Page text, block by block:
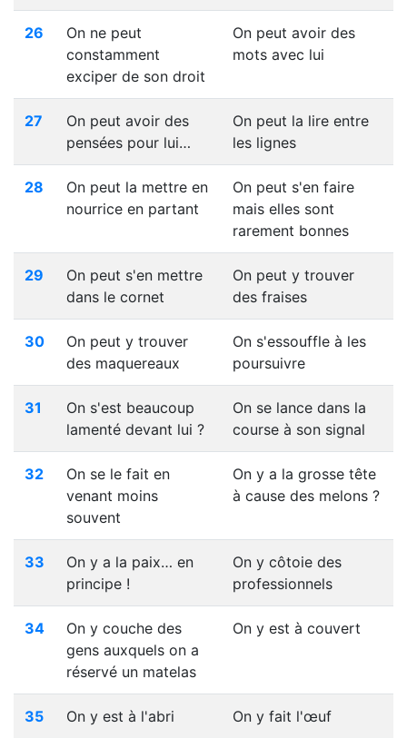
26
On ne peut
constamment
exciper de son droit
On peut avoir des
mots avec lui
27
On peut avoir des
pensées pour lui…
On peut la lire entre
les lignes
28
On peut la mettre en
nourrice en partant
On peut s'en faire
mais elles sont
rarement bonnes
29
On peut s'en mettre
dans le cornet
On peut y trouver
des fraises
30
On peut y trouver
des maquereaux
On s'essouffle à les
poursuivre
31
On s'est beaucoup
lamenté devant lui ?
On se lance dans la
course à son signal
32
On se le fait en
venant moins
souvent
On y a la grosse tête
à cause des melons ?
33
On y a la paix… en
principe !
On y côtoie des
professionnels
34
On y couche des
gens auxquels on a
réservé un matelas
On y est à couvert
35 On y est à l'abri On y fait l'œuf